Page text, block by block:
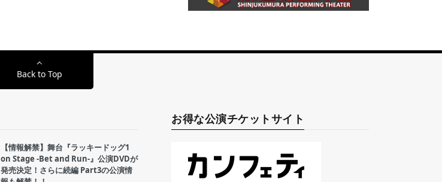
Back to Top
【情報解禁】舞台『ラッキードッグ1
on Stage -Bet and Run-』公演DVDが
発売決定！さらに続編 Part3の公演情
お得な公演チケットサイト